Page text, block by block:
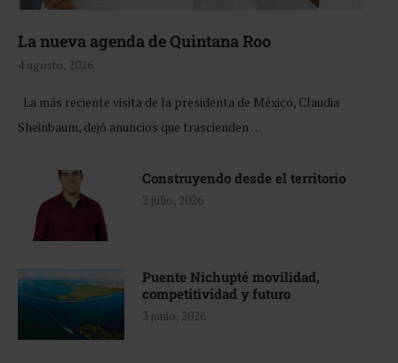
La nueva agenda de Quintana Roo
4 agosto, 2026
La más reciente visita de la presidenta de México, Claudia
Sheinbaum, dejó anuncios que trascienden …
Construyendo desde el territorio
2 julio, 2026
Puente Nichupté movilidad,
competitividad y futuro
3 junio, 2026